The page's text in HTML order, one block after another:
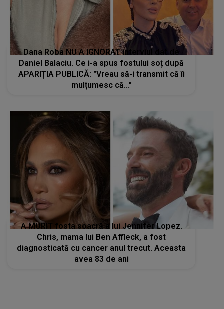
Dana Roba NU A IGNORAT interviul dat de
Daniel Balaciu. Ce i-a spus fostului soț după
APARIȚIA PUBLICĂ: "Vreau să-i transmit că îi
mulțumesc că..."
A MURIT fosta soacră a lui Jennifer Lopez.
Chris, mama lui Ben Affleck, a fost
diagnosticată cu cancer anul trecut. Aceasta
avea 83 de ani